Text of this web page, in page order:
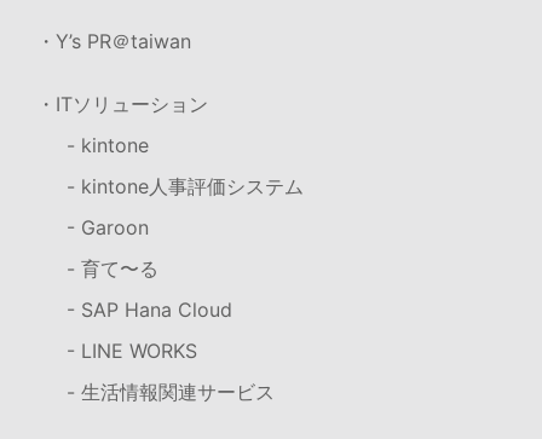
・Y’s PR＠taiwan
・ITソリューション
- kintone
- kintone人事評価システム
- Garoon
- 育て〜る
- SAP Hana Cloud
- LINE WORKS
- 生活情報関連サービス